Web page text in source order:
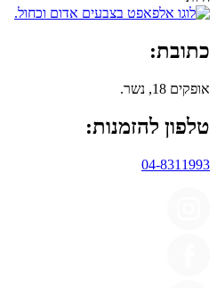
כתובת:
אופקים 18, נשר.
טלפון להזמנות:
04-8311993